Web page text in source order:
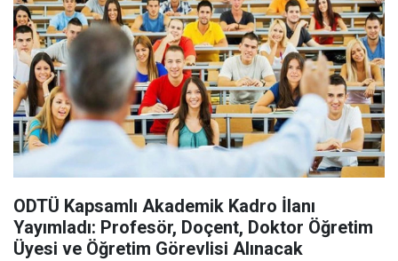
ODTÜ Kapsamlı Akademik Kadro İlanı
Yayımladı: Profesör, Doçent, Doktor Öğretim
Üyesi ve Öğretim Görevlisi Alınacak